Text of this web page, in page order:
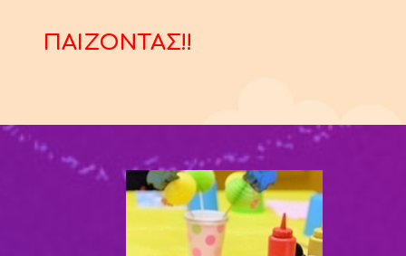
ΠΑΙΖΟΝΤΑΣ!!